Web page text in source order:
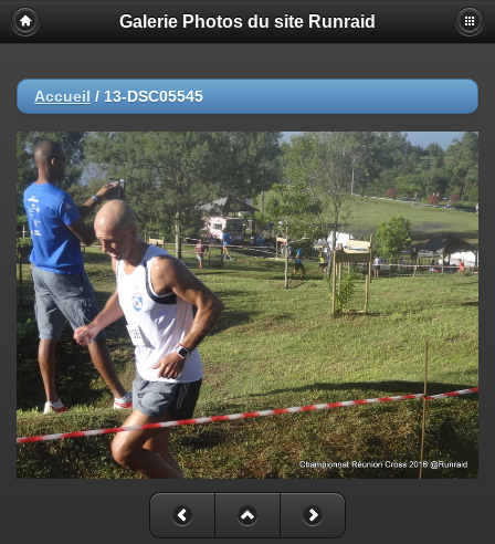
Galerie Photos du site Runraid
Accueil / 13-DSC05545